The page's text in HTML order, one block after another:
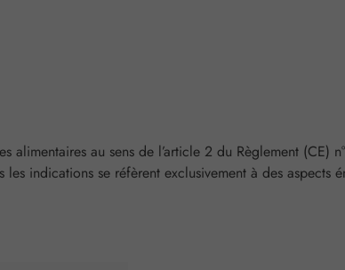
alimentaires au sens de l’article 2 du Règlement
indications se réfèrent exclusivement à des aspects